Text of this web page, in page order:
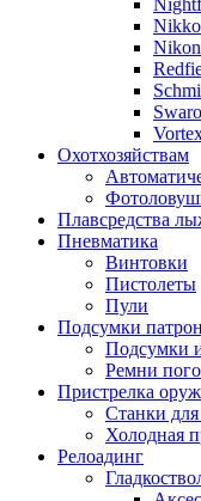
Nikon
Охотхозяйствам
Плавсредства
Пневматика
Винтовки
Пистолеты
Пули
Подсумки
Подсумки
Ремни
Пристрелка
Станки
Холодная
Релоадинг